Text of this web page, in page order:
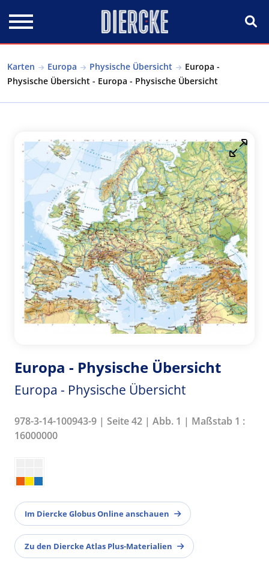
Karten Europa Physische Übersicht
Europa -
Physische Übersicht - Europa - Physische Übersicht
Europa - Physische Übersicht
Europa - Physische Übersicht
978-3-14-100943-9 | Seite 42 | Abb. 1 | Maßstab 1 :
16000000
Im Diercke Globus Online anschauen
Zu den Diercke Atlas Plus-Materialien